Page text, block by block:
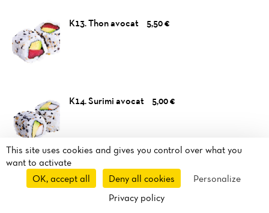
K13. Thon avocat 5,50 €
K14. Surimi avocat 5,00 €
K15. Crevette avocat 5,00 €
Takeaway Route
This site uses cookies and gives you control over what you
want to activate
OK, accept all
Deny all cookies
Personalize
Privacy policy